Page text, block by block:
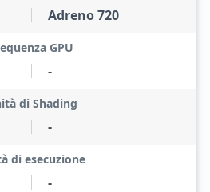
Adreno 720
GPU
-
di Shading
-
di esecuzione
-